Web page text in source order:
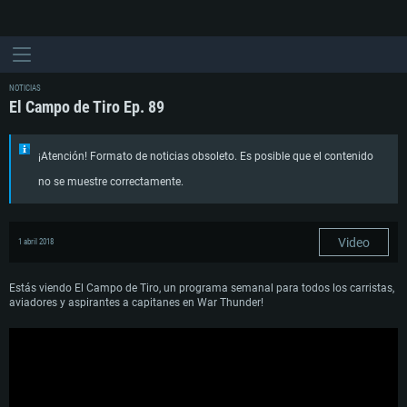
NOTICIAS
El Campo de Tiro Ep. 89
¡Atención! Formato de noticias obsoleto. Es posible que el contenido
no se muestre correctamente.
1 abril 2018 Video
Estás viendo El Campo de Tiro, un programa semanal para todos los carristas,
aviadores y aspirantes a capitanes en War Thunder!